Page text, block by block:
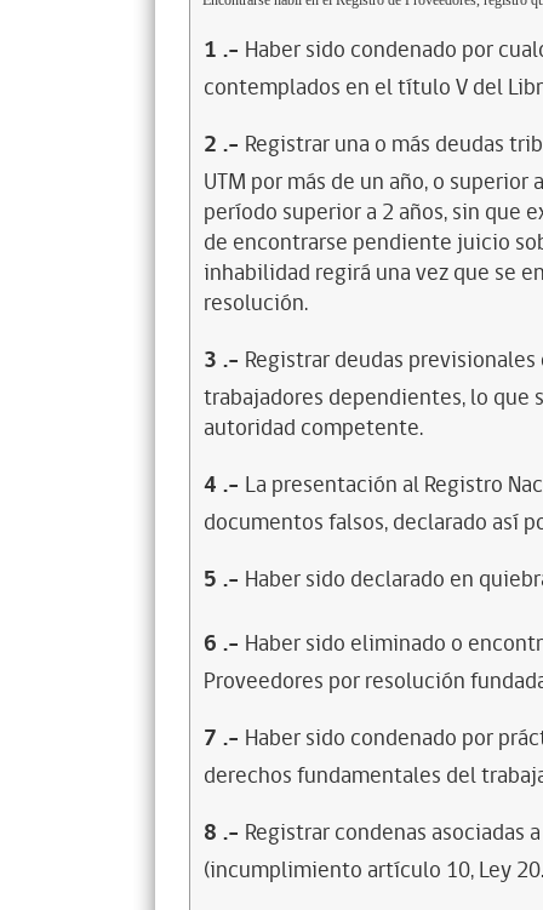
1 .- Haber sido condenado por
contemplados en el título V del
2 .- Registrar una o más deudas
UTM por más de un año, o
período superior a 2 años, sin que
de encontrarse pendiente juicio
inhabilidad regirá una vez que se
resolución.
3 .- Registrar deudas
trabajadores dependientes, lo
autoridad competente.
4 .- La presentación al Registro
documentos falsos, declarado así
5 .- Haber sido declarado en
6 .- Haber sido eliminado o
Proveedores por resolución
7 .- Haber sido condenado por
derechos fundamentales del
8 .- Registrar condenas asociadas
(incumplimiento artículo 10, Ley